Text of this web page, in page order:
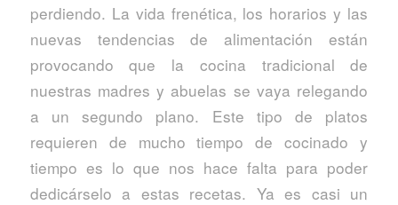
perdiendo. La vida frenética, los horarios y las
nuevas tendencias de alimentación están
provocando que la cocina tradicional de
nuestras madres y abuelas se vaya relegando
a un segundo plano. Este tipo de platos
requieren de mucho tiempo de cocinado y
tiempo es lo que nos hace falta para poder
dedicárselo a estas recetas. Ya es casi un